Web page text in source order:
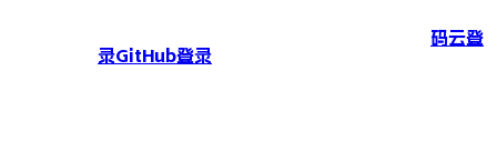
码云登
录GitHub登录